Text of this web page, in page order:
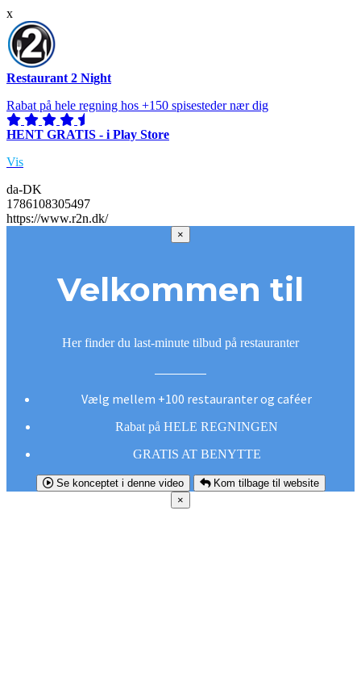
x
Restaurant 2 Night
Rabat på hele regning hos +150 spisesteder nær dig
HENT GRATIS - i Play Store
Vis
da-DK
1786108305497
https://www.r2n.dk/
×
Velkommen til
Her finder du last-minute tilbud på restauranter
Vælg mellem +100 restauranter og caféer
Rabat på HELE REGNINGEN
GRATIS AT BENYTTE
Se konceptet i denne video
Kom tilbage til website
×